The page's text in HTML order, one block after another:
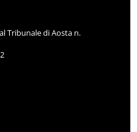
Tribunale di Aosta n.